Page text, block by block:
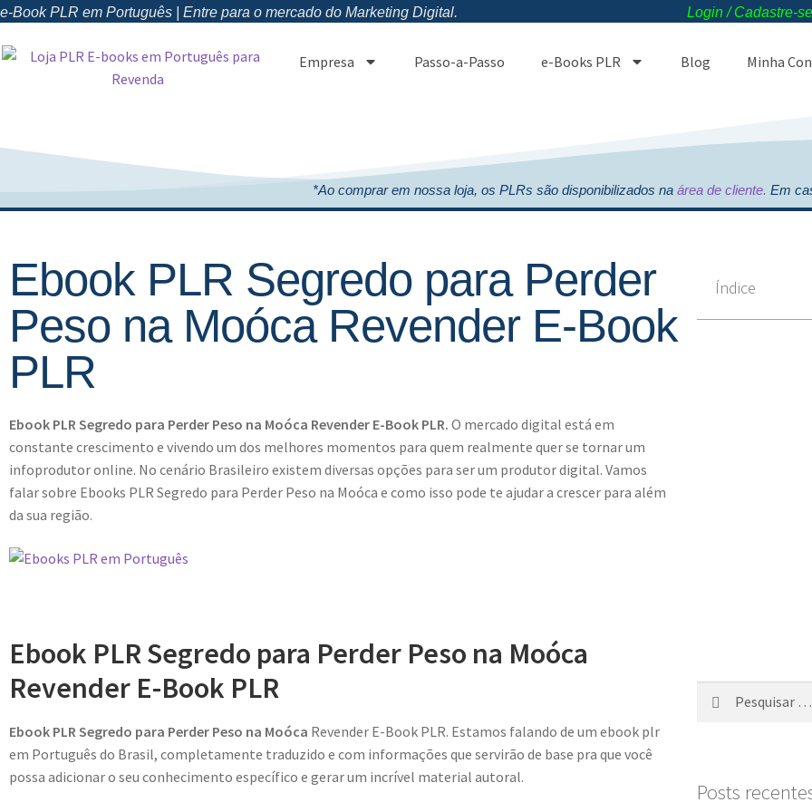
e-Book PLR em Português | Entre para o mercado do Marketing Digital. Login / Cadastre-
Empresa Passo-a-Passo e-Books PLR Blog Minha
*Ao comprar em nossa loja, os PLRs são disponibilizados na área de cliente. Em
Ebook PLR Segredo para Perder
Peso na Moóca Revender E-Book
PLR
Ebook PLR Segredo para Perder Peso na Moóca Revender E-Book PLR. O mercado digital está em
constante crescimento e vivendo um dos melhores momentos para quem realmente quer se tornar um
infoprodutor online. No cenário Brasileiro existem diversas opções para ser um produtor digital. Vamos
falar sobre Ebooks PLR Segredo para Perder Peso na Moóca e como isso pode te ajudar a crescer para além
da sua região.
Ebook PLR Segredo para Perder Peso na Moóca
Revender E-Book PLR
Ebook PLR Segredo para Perder Peso na Moóca Revender E-Book PLR. Estamos falando de um ebook plr
em Português do Brasil, completamente traduzido e com informações que servirão de base pra que você
possa adicionar o seu conhecimento específico e gerar um incrível material autoral.
Índice
Posts